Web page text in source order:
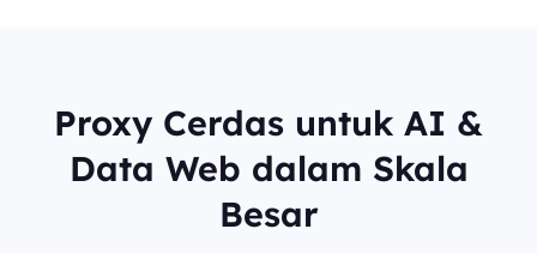
Proxy Cerdas untuk AI &
Data Web dalam Skala
Besar